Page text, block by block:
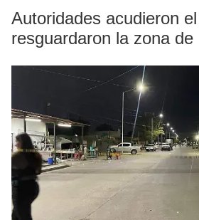
Autoridades acudieron
resguardaron la zona de